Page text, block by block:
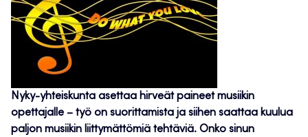
Nyky-yhteiskunta asettaa hirveät paineet musiikin
opettajalle – työ on suorittamista ja siihen saattaa kuulua
paljon musiikin liittymättömiä tehtäviä. Onko sinun